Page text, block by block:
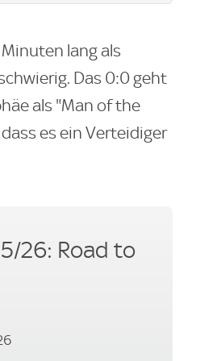
lang als
Das 0:0 geht
als "Man of the
es ein Verteidiger
26: Road to